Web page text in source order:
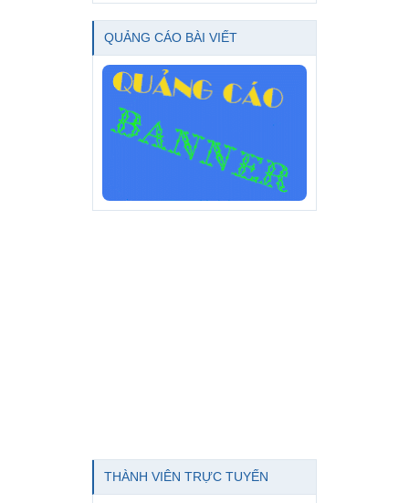
QUẢNG CÁO BÀI VIẾT
THÀNH VIÊN TRỰC TUYẾN